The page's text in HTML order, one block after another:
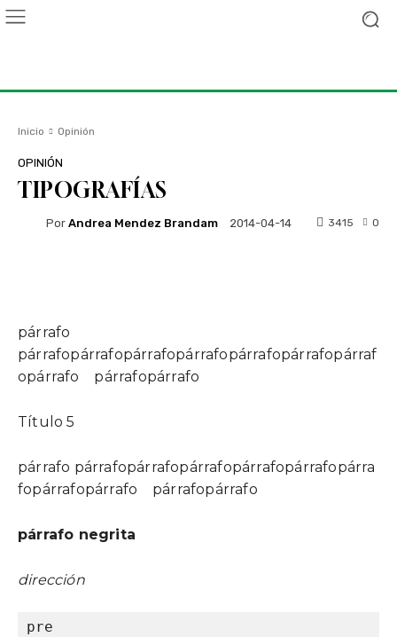
Inicio Opinión
OPINIÓN
TIPOGRAFÍAS
Por Andrea Mendez Brandam 2014-04-14 0
3415
párrafo
párrafopárrafopárrafopárrafopárrafopárrafopárraf
opárrafo párrafopárrafo
Título 5
párrafo párrafopárrafopárrafopárrafopárrafopárra
fopárrafopárrafo párrafopárrafo
párrafo negrita
dirección
pre